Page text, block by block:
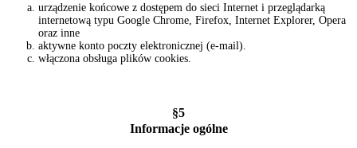
urządzenie końcowe z dostępem do sieci Internet i przeglądarką
internetową typu Google Chrome, Firefox, Internet Explorer, Opera
oraz inne
aktywne konto poczty elektronicznej (e-mail).
włączona obsługa plików cookies.
§5
Informacje ogólne